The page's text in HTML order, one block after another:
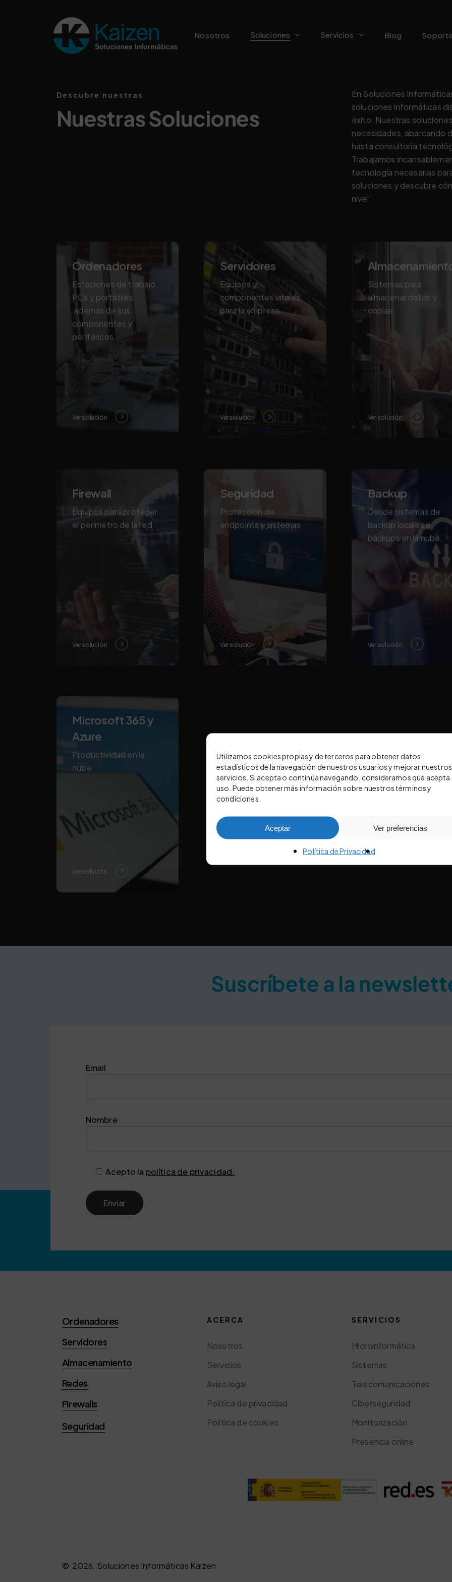
Utilizamos cookies propias y de terceros para obtener datos
estadísticos de la navegación de nuestros usuarios y mejorar nuestros
servicios. Si acepta o continúa navegando, consideramos que acepta
uso. Puede obtener más información sobre nuestros términos y
condiciones.
Aceptar Ver preferencias
Política de Privacidad
Nosotros Soluciones Servicios Blog
Descubre nuestras
Nuestras Soluciones
En Soluciones
soluciones informáticas
éxito. Nuestras
necesidades, abarcando
hasta consultoría
Trabajamos
tecnología necesarias
soluciones y descubre
nivel.
Ordenadores
Estaciones de trabajo,
PCs y portátiles,
además de sus
componentes y
periféricos.
Ver solución
Servidores
Equipos y
componentes vitales
para la empresa.
Ver solución
Sistemas para
almacenar datos y
copias.
Ver solución
Firewall
Equipos para proteger
el perímetro de la red
Ver solución
Seguridad
Protección de
endpoints y sistemas
Ver solución
Backup
Desde sistemas de
backup locales a
backups en la nube.
Ver solución
Microsoft 365 y
Azure
Productividad en la
nube
Ver solución
Suscríbete a la
Email
Nombre
Acepto la política de privacidad.
Ordenadores
Servidores
Almacenamiento
Redes
Firewalls
Seguridad
ACERCA
Nosotros
Servicios
Aviso legal
Política de privacidad
Política de cookies
SERVICIOS
Microinformática
Sistemas
Telecomunicaciones
Ciberseguridad
Monitorización
Presencia online
© 2026 . Soluciones Informáticas Kaizen